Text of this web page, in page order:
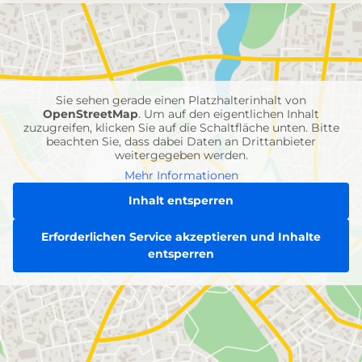
mit
Feuerwehr-
Einheiten
Sie sehen gerade einen Platzhalterinhalt von
OpenStreetMap. Um auf den eigentlichen Inhalt
zuzugreifen, klicken Sie auf die Schaltfläche unten. Bitte
beachten Sie, dass dabei Daten an Drittanbieter
weitergegeben werden.
Mehr Informationen
Inhalt entsperren
Erforderlichen Service akzeptieren und Inhalte
entsperren